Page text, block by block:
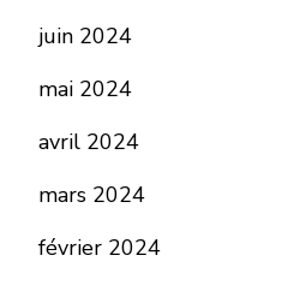
juin 2024
mai 2024
avril 2024
mars 2024
février 2024